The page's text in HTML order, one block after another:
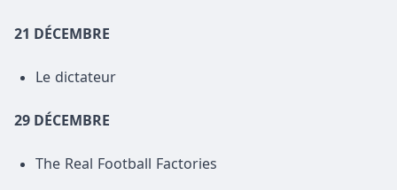
21 DÉCEMBRE
Le dictateur
29 DÉCEMBRE
The Real Football Factories